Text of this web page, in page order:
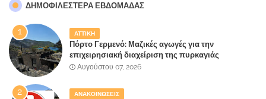
ΔΗΜΟΦΙΛΈΣΤΕΡΑ ΕΒΔΟΜΆΔΑΣ
ΑΤΤΙΚΗ
Πόρτο Γερμενό: Μαζικές αγωγές για την
επιχειρησιακή διαχείριση της πυρκαγιάς
ετοιμάζουν οι κάτοικοι!
Αυγούστου 07, 2026
ΑΝΑΚΟΙΝΩΣΕΙΣ